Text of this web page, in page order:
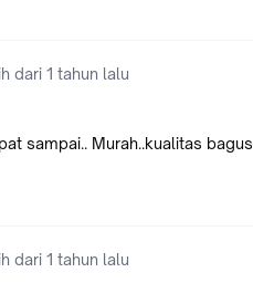
dari 1 tahun lalu
sampai.. Murah..kualitas bagus
dari 1 tahun lalu